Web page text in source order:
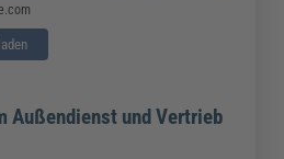
Außendienst und Vertrieb